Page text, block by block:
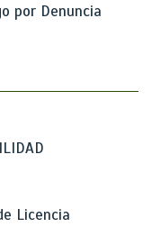
por Denuncia
Licencia